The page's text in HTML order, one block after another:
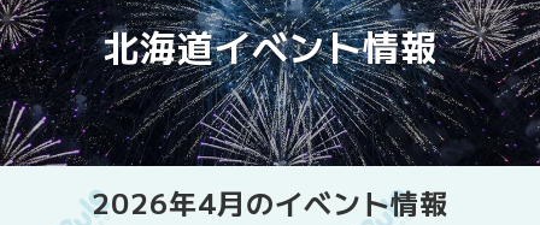
北海道イベント情報
2026年4月のイベント情報